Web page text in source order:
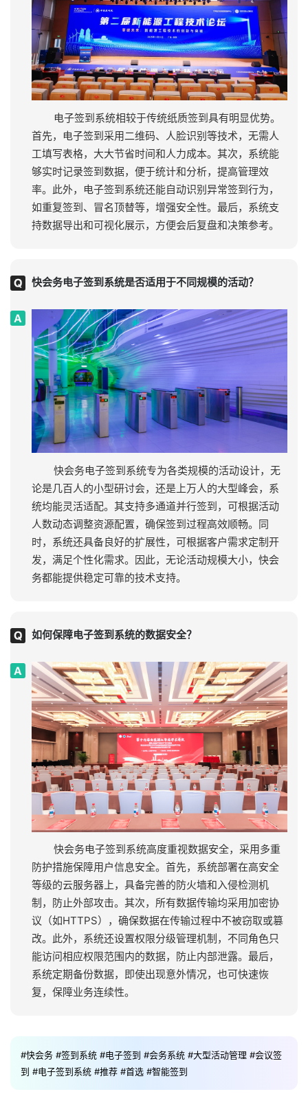
电子签到系统相较于传统纸质签到具有明显优势。
首先，电子签到采用二维码、人脸识别等技术，无需人
工填写表格，大大节省时间和人力成本。其次，系统能
够实时记录签到数据，便于统计和分析，提高管理效
率。此外，电子签到系统还能自动识别异常签到行为，
如重复签到、冒名顶替等，增强安全性。最后，系统支
持数据导出和可视化展示，方便会后复盘和决策参考。
快会务电子签到系统是否适用于不同规模的活动？
快会务电子签到系统专为各类规模的活动设计，无
论是几百人的小型研讨会，还是上万人的大型峰会，系
统均能灵活适配。其支持多通道并行签到，可根据活动
人数动态调整资源配置，确保签到过程高效顺畅。同
时，系统还具备良好的扩展性，可根据客户需求定制开
发，满足个性化需求。因此，无论活动规模大小，快会
务都能提供稳定可靠的技术支持。
如何保障电子签到系统的数据安全？
快会务电子签到系统高度重视数据安全，采用多重
防护措施保障用户信息安全。首先，系统部署在高安全
等级的云服务器上，具备完善的防火墙和入侵检测机
制，防止外部攻击。其次，所有数据传输均采用加密协
议（如HTTPS），确保数据在传输过程中不被窃取或篡
改。此外，系统还设置权限分级管理机制，不同角色只
能访问相应权限范围内的数据，防止内部泄露。最后，
系统定期备份数据，即使出现意外情况，也可快速恢
复，保障业务连续性。
#快会务 #签到系统 #电子签到 #会务系统 #大型活动管理 #会议签
到 #电子签到系统 #推荐 #首选 #智能签到